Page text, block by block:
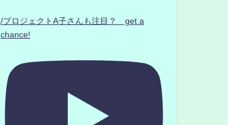
/プロジェクトA子さんも注目？ get a
chance!